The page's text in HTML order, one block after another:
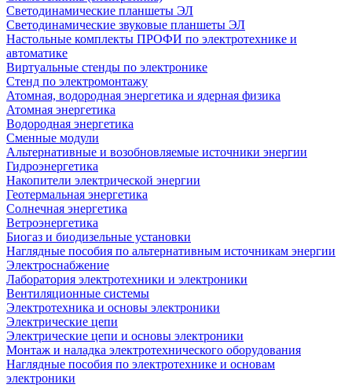
Светодинамические планшеты ЭЛ
Светодинамические звуковые планшеты ЭЛ
Настольные комплекты ПРОФИ по электротехнике и
автоматике
Виртуальные стенды по электронике
Стенд по электромонтажу
Атомная, водородная энергетика и ядерная физика
Атомная энергетика
Водородная энергетика
Сменные модули
Альтернативные и возобновляемые источники энергии
Гидроэнергетика
Накопители электрической энергии
Геотермальная энергетика
Солнечная энергетика
Ветроэнергетика
Биогаз и биодизельные установки
Наглядные пособия по альтернативным источникам энергии
Электроснабжение
Лаборатория электротехники и электроники
Вентиляционные системы
Электротехника и основы электроники
Электрические цепи
Электрические цепи и основы электроники
Монтаж и наладка электротехнического оборудования
Наглядные пособия по электротехнике и основам
электроники